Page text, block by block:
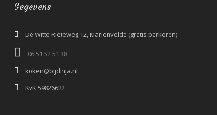
Gegevens
De Witte Rieteweg 12, Mariënvelde (gratis parkeren)
06 51 52 51 38‬
koken@bijdinja.nl
KvK 59826622